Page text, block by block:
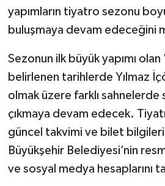
yapımların tiyatro sezonu
buluşmaya devam edeceğini
Sezonun ilk büyük yapımı
belirlenen tarihlerde Yılmaz
olmak üzere farklı sahnelerde
çıkmaya devam edecek.
güncel takvimi ve bilet
Büyükşehir Belediyesi’nin
ve sosyal medya hesaplarını